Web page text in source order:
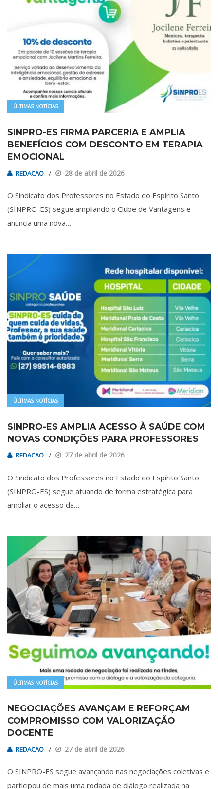
ÚLTIMAS NOTÍCIAS
SINPRO-ES FIRMA PARCERIA E AMPLIA
BENEFÍCIOS COM DESCONTO EM TERAPIA
EMOCIONAL
REDACAO 28 de abril de 2026
O Sindicato dos Professores no Estado do Espírito Santo
(SINPRO-ES) segue ampliando o Clube de Vantagens e
anuncia uma nova…
ÚLTIMAS NOTÍCIAS
SINPRO-ES AMPLIA ACESSO À SAÚDE COM
NOVAS CONDIÇÕES PARA PROFESSORES
REDACAO 27 de abril de 2026
O Sindicato dos Professores no Estado do Espírito Santo
(SINPRO-ES) segue atuando de forma estratégica para
ampliar o acesso da…
ÚLTIMAS NOTÍCIAS
NEGOCIAÇÕES AVANÇAM E REFORÇAM
COMPROMISSO COM VALORIZAÇÃO
DOCENTE
REDACAO 27 de abril de 2026
O SINPRO-ES segue avançando nas negociações coletivas e
participou de mais uma rodada de diálogo realizada na